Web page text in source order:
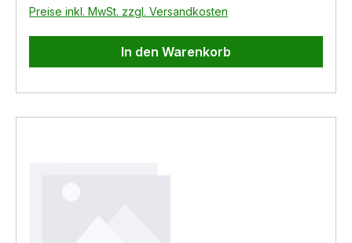
Preise inkl. MwSt. zzgl. Versandkosten
In den Warenkorb